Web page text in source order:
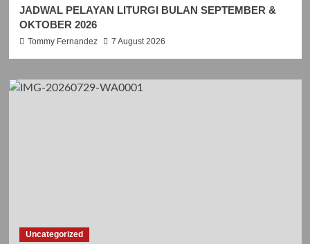
JADWAL PELAYAN LITURGI BULAN SEPTEMBER &
OKTOBER 2026
Tommy Fernandez 7 August 2026
Uncategorized